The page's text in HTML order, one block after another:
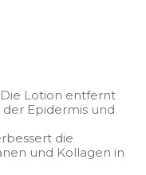
Lotion entfernt
Epidermis und
die
und Kollagen in